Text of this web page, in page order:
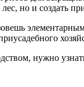
но и создать
нужно